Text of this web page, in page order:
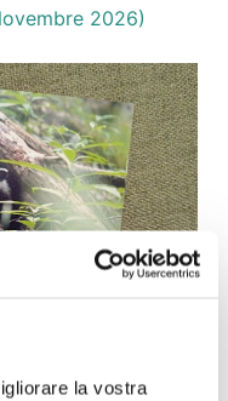
la vostra
2026)